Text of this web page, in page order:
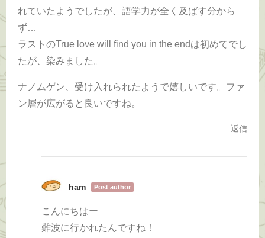
れていたようでしたが、語学力が全く及ばす分から
ず…
ラストのTrue love will find you in the endは初めてでし
たが、染みました。
ナノムゲン、受け入れられたようで嬉しいです。ファ
ン層が広がると良いですね。
返信
ham Post author
こんにちはー
難波に行かれたんですね！